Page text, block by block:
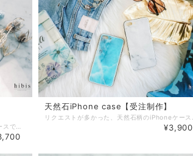
天然石iPhone case【受注制作】
¥3,900